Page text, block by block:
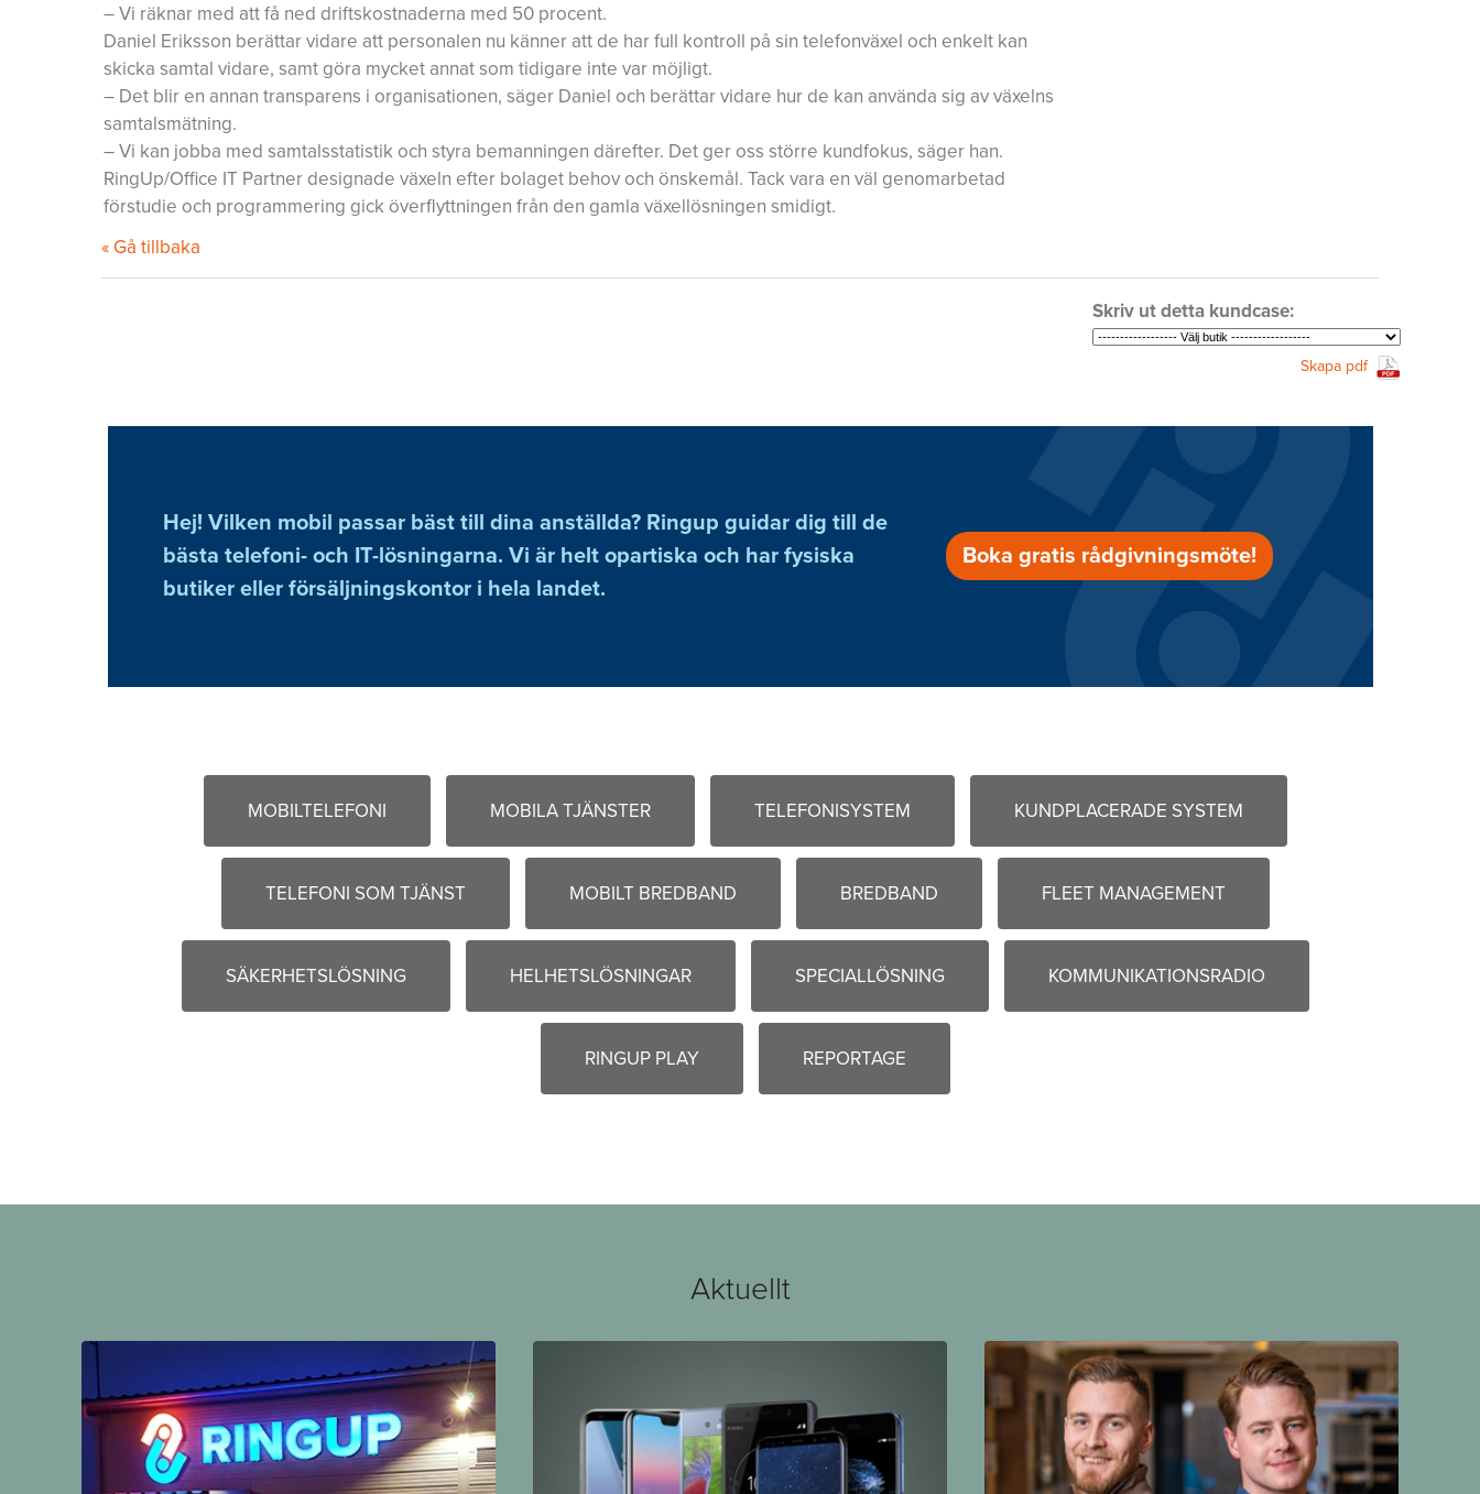
– Vi räknar med att få ned driftskostnaderna med 50 procent.
Daniel Eriksson berättar vidare att personalen nu känner att de har full kontroll på sin telefonväxel och enkelt kan
skicka samtal vidare, samt göra mycket annat som tidigare inte var möjligt.
– Det blir en annan transparens i organisationen, säger Daniel och berättar vidare hur de kan använda sig av växelns
samtalsmätning.
– Vi kan jobba med samtalsstatistik och styra bemanningen därefter. Det ger oss större kundfokus, säger han.
RingUp/Office IT Partner designade växeln efter bolaget behov och önskemål. Tack vara en väl genomarbetad
förstudie och programmering gick överflyttningen från den gamla växellösningen smidigt.
« Gå tillbaka
Skriv ut detta kundcase:
Skapa pdf
Hej! Vilken mobil passar bäst till dina anställda? Ringup guidar dig till de
bästa telefoni- och IT-lösningarna. Vi är helt opartiska och har fysiska
butiker eller försäljningskontor i hela landet.
Boka gratis rådgivningsmöte!
MOBILTELEFONI MOBILA TJÄNSTER TELEFONISYSTEM KUNDPLACERADE SYSTEM
TELEFONI SOM TJÄNST MOBILT BREDBAND BREDBAND FLEET MANAGEMENT
SÄKERHETSLÖSNING HELHETSLÖSNINGAR SPECIALLÖSNING KOMMUNIKATIONSRADIO
RINGUP PLAY REPORTAGE
Aktuellt